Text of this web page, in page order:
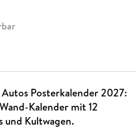
Posterkalender 2027:
Kalender mit 12
und Kultwagen.